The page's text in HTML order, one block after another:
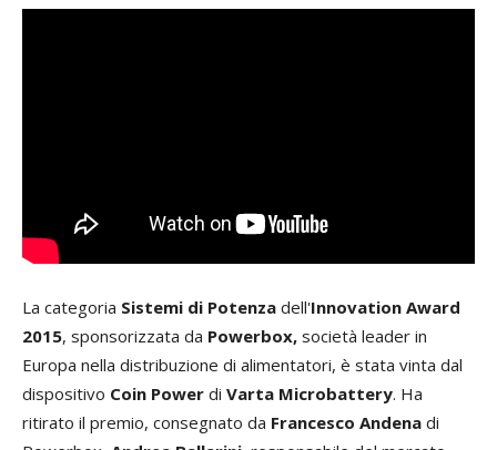
La categoria Sistemi di Potenza dell'Innovation Award
2015, sponsorizzata da Powerbox, società leader in
Europa nella distribuzione di alimentatori, è stata vinta dal
dispositivo Coin Power di Varta Microbattery. Ha
ritirato il premio, consegnato da Francesco Andena di